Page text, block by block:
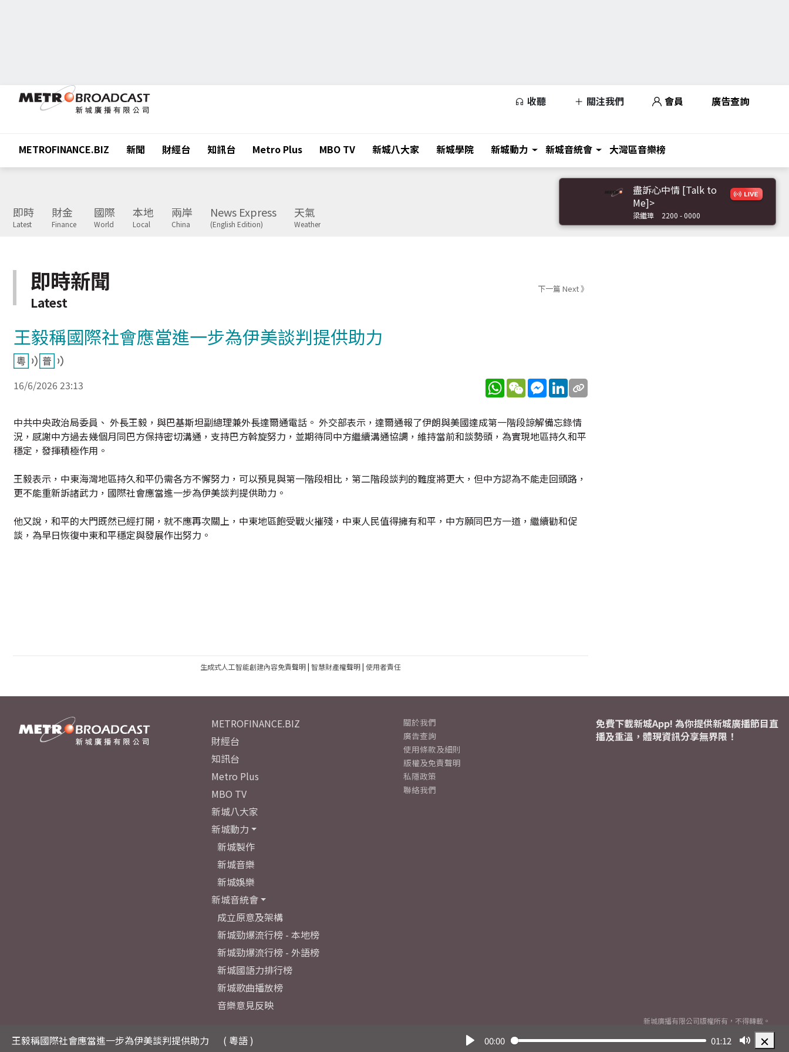
收聽 關注我們 會員 廣告查詢
METROFINANCE.BIZ 新聞 財經台 知訊台 Metro Plus MBO TV 新城八大家 新城學院 新城動力 新城音統會 大灣區音樂榜
即時
Latest
財金
Finance
國際
World
本地
Local
兩岸
China
News Express
(English Edition)
天氣
Weather
盡訴心中情 [Talk to
Me]>
梁繼璋 2200 - 0000
即時新聞
Latest
下一篇 Next 》
王毅稱國際社會應當進一步為伊美談判提供助力
16/6/2026 23:13 WhatsApp
WeChatMessenger
LinkedIn
中共中央政治局委員、 外長王毅，與巴基斯坦副總理兼外長達爾通電話。 外交部表示，達爾通報了伊朗與美國達成第一階段諒解備忘錄情
況，感謝中方過去幾個月同巴方保持密切溝通，支持巴方斡旋努力，並期待同中方繼續溝通協調，維持當前和談勢頭，為實現地區持久和平
穩定，發揮積極作用。
王毅表示，中東海灣地區持久和平仍需各方不懈努力，可以預見與第一階段相比，第二階段談判的難度將更大，但中方認為不能走回頭路，
更不能重新訴諸武力，國際社會應當進一步為伊美談判提供助力。
他又說，和平的大門既然已經打開，就不應再次關上，中東地區飽受戰火摧殘，中東人民值得擁有和平，中方願同巴方一道，繼續勸和促
談，為早日恢復中東和平穩定與發展作出努力。
生成式人工智能創建內容免責聲明| 智慧財產權聲明| 使用者責任
王毅稱國際社會應當進一步為伊美談判提供助力
( 粵語 )
00:00 01:12
METROFINANCE.BIZ
財經台
知訊台
Metro Plus
MBO TV
新城八大家
新城動力
新城製作
新城音樂
新城娛樂
新城音統會
成立原意及架構
新城勁爆流行榜 - 本地榜
新城勁爆流行榜 - 外語榜
新城國語力排行榜
新城歌曲播放榜
音樂意見反映
關於我們
廣告查詢
使用條款及細則
版權及免責聲明
私隱政策
聯絡我們
免費下載新城App! 為你提供新城廣播節目直
播及重溫，體現資訊分享無界限！
新城廣播有限公司版權所有，不得轉載。
2026© Metro Broadcast Corporation Limited. All rights reserved.